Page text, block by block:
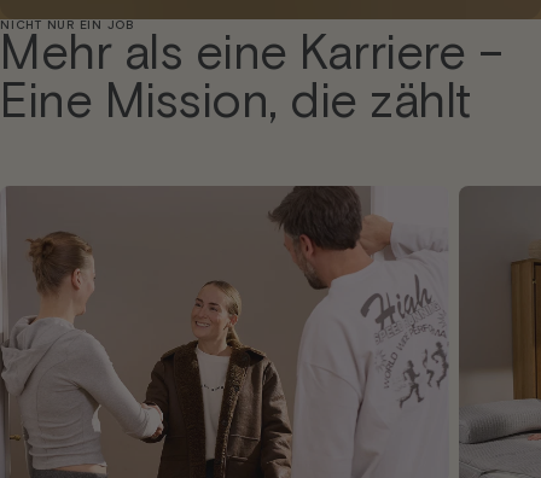
NICHT NUR EIN JOB
Mehr als eine Karriere –
Eine Mission, die zählt